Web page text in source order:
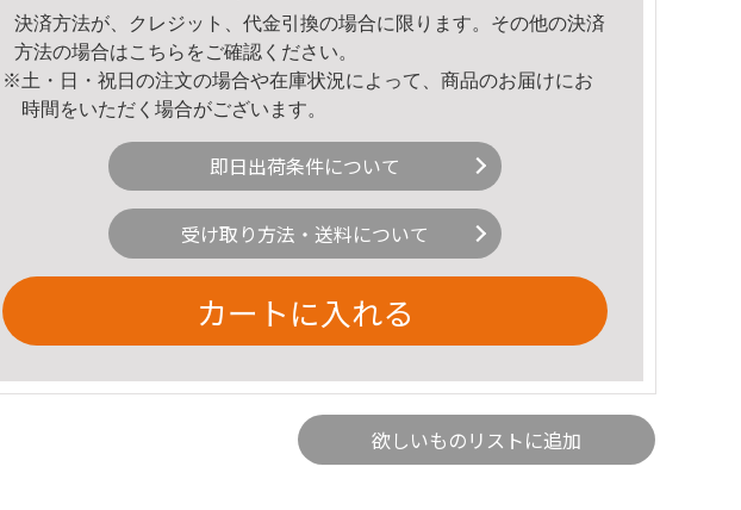
決済方法が、クレジット、代金引換の場合に限ります。その他の決済
方法の場合はこちら をご確認ください。
※土・日・祝日の注文の場合や在庫状況によって、商品のお届けにお
時間をいただく場合がございます。
即日出荷条件について
受け取り方法・送料について
カートに入れる
欲しいものリストに追加